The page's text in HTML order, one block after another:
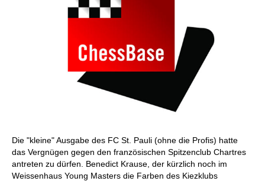
Die "kleine" Ausgabe des FC St. Pauli (ohne die Profis) hatte
das Vergnügen gegen den französischen Spitzenclub Chartres
antreten zu dürfen. Benedict Krause, der kürzlich noch im
Weissenhaus Young Masters die Farben des Kiezklubs